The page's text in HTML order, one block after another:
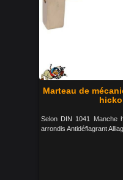
Marteau de
Selon DIN 1041 Manche
arrondis Antidéflagrant